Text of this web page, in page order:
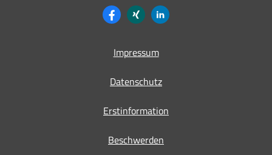
Impressum
Datenschutz
Erstinformation
Beschwerden